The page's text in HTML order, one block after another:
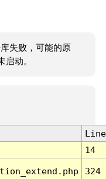
失败，可能的原
启动。
Line
14
324